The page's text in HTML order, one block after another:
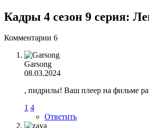
Кадры 4 сезон 9 серия:
Комментарии 6
Garsong
08.03.2024
, пидрилы! Ваш плеер на фильме
1 4
Ответить